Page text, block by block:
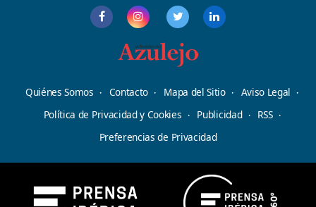
Quiénes Somos Contacto Mapa del Sitio
Aviso Legal
Política de Privacidad y Cookies
Publicidad
RSS
Preferencias de Privacidad